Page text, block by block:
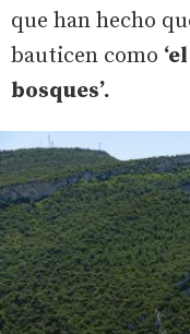
que han hecho
bauticen como
bosques’.